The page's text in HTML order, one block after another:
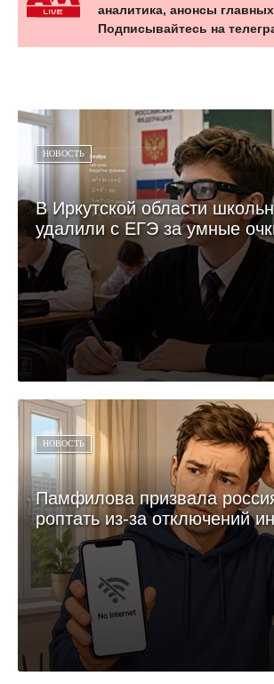
аналитика, анонсы
Подписывайтесь на
НОВОСТЬ
В Иркутской области
удалили с ЕГЭ за умные
НОВОСТЬ
Памфилова призвала
роптать из-за отключений